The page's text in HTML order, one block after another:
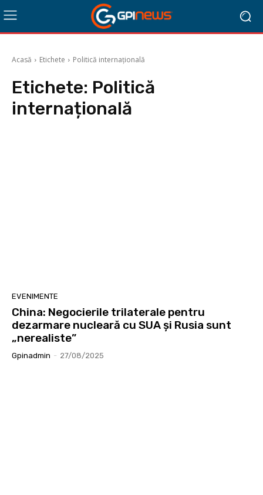
Acasă Etichete Politică internațională
Etichete: Politică
internațională
EVENIMENTE
China: Negocierile trilaterale pentru
dezarmare nucleară cu SUA și Rusia sunt
„nerealiste”
Gpinadmin - 27/08/2025